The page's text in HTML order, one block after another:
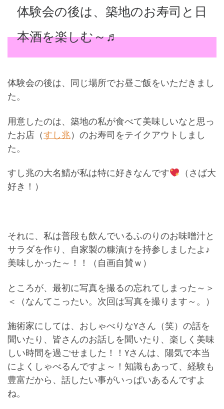
体験会の後は、築地のお寿司と日
本酒を楽しむ～♬
体験会の後は、同じ場所でお昼ご飯をいただきまし
た。
用意したのは、築地の私が食べて美味しいなと思っ
たお店（すし兆）のお寿司をテイクアウトしまし
た。
すし兆の大名鯖が私は特に好きなんです
（さば大
好き！）
それに、私は普段も飲んでいるふのりのお味噌汁と
サラダを作り、自家製の糠漬けを持参しましたよ♪
美味しかった～！！（自画自賛ｗ）
ところが、最初に写真を撮るの忘れてしまった～＞
＜（なんてこったい。次回は写真を撮ります～。）
施術家にしては、おしゃべりなYさん（笑）の話を
聞いたり、皆さんのお話しを聞いたり、楽しく美味
しい時間を過ごせました！！Yさんは、陽気で本当
によくしゃべるんですよ～！知識もあって、経験も
豊富だから、話したい事がいっぱいあるんですよ
ね。